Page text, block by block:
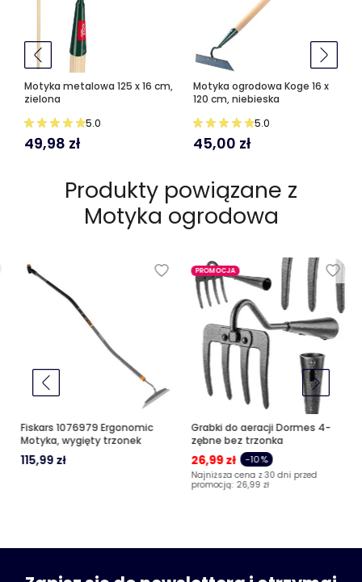
Motyka metalowa 125 x 16 cm,
zielona
5.0
49,98 zł
Motyka ogrodowa Koge 16 x
120 cm, niebieska
5.0
45,00 zł
Produkty powiązane z
Motyka ogrodowa
Fiskars 1076979 Ergonomic
Motyka, wygięty trzonek
115,99 zł
PROMOCJA
Grabki do aeracji Dormes 4-
zębne bez trzonka
26,99 zł -10%
Najniższa cena z 30 dni przed
promocją: 26,99 zł